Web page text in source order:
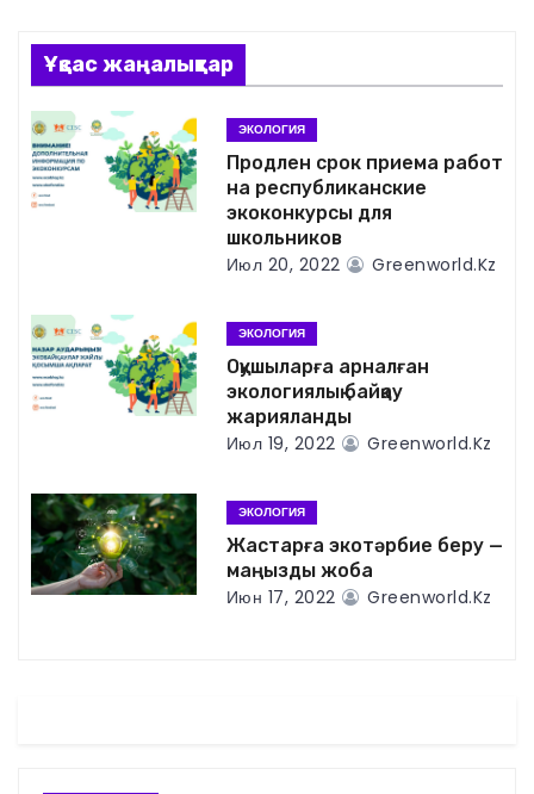
и
г
а
ц
я
п
о
а
п
и
Ұқсас жаңалықтар
ЭКОЛОГИЯ
Продлен срок приема работ
на республиканские
экоконкурсы для
школьников
Июл 20, 2022 Greenworld.kz
ЭКОЛОГИЯ
Оқушыларға арналған
экологиялық байқау
жарияланды
Июл 19, 2022 Greenworld.kz
ЭКОЛОГИЯ
Жастарға экотәрбие беру —
маңызды жоба
Июн 17, 2022 Greenworld.kz